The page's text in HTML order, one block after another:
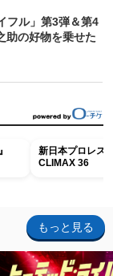
フル」第3弾＆第4
の好物を乗せた
新日本プロレス
CLIMAX 36
もっと見る